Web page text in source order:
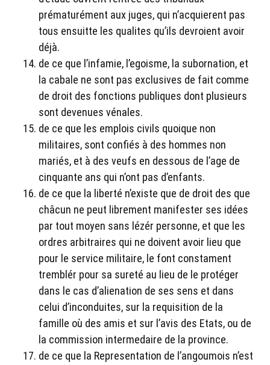
prématurément aux juges, qui n’acquierent pas
tous ensuitte les qualites qu’ils devroient avoir
déjà.
de ce que l’infamie, l’egoisme, la subornation, et
la cabale ne sont pas exclusives de fait comme
de droit des fonctions publiques dont plusieurs
sont devenues vénales.
de ce que les emplois civils quoique non
militaires, sont confiés à des hommes non
mariés, et à des veufs en dessous de l’age de
cinquante ans qui n’ont pas d’enfants.
de ce que la liberté n’existe que de droit des que
châcun ne peut librement manifester ses idées
par tout moyen sans lézér personne, et que les
ordres arbitraires qui ne doivent avoir lieu que
pour le service militaire, le font constament
tremblér pour sa sureté au lieu de le protéger
dans le cas d’alienation de ses sens et dans
celui d’inconduites, sur la requisition de la
famille où des amis et sur l’avis des Etats, ou de
la commission intermedaire de la province.
de ce que la Representation de l’angoumois n’est